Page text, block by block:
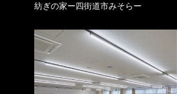
紡ぎの家ー四街道市みそらー